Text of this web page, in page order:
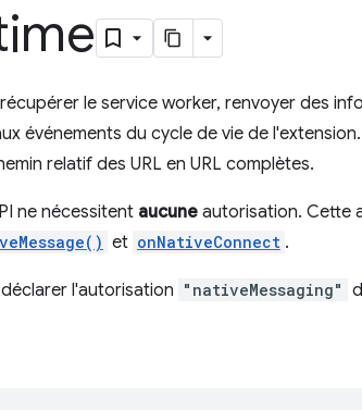
le service worker, renvoyer des
événements du cycle de vie de
relatif des URL en URL complètes.
ne nécessitent aucune autorisation. Cette
et onNativeConnect .
l'autorisation "nativeMessaging"